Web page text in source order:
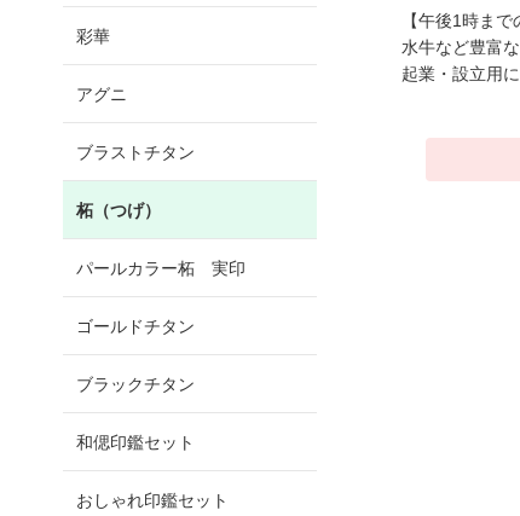
彩華
アグニ
ブラストチタン
柘（つげ）
パールカラー柘 実印
ゴールドチタン
ブラックチタン
和偲印鑑セット
おしゃれ印鑑セット
【午後1時ま
水牛など豊富
起業・設立用